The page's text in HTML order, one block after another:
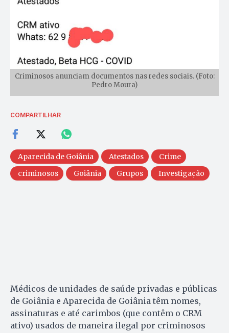
Criminosos anunciam documentos nas redes sociais. (Foto:
Pedro Moura)
COMPARTILHAR
Aparecida de Goiânia Atestados
Crime
criminosos
Goiânia Grupos Investigação
Médicos de unidades de saúde privadas e públicas
de Goiânia e Aparecida de Goiânia têm nomes,
assinaturas e até carimbos (que contêm o CRM
ativo) usados de maneira ilegal por criminosos